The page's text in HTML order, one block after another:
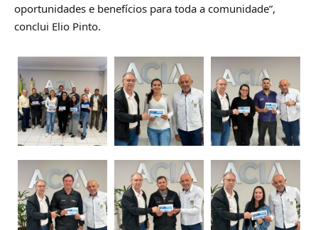
oportunidades e benefícios para toda a comunidade”,
conclui Elio Pinto.